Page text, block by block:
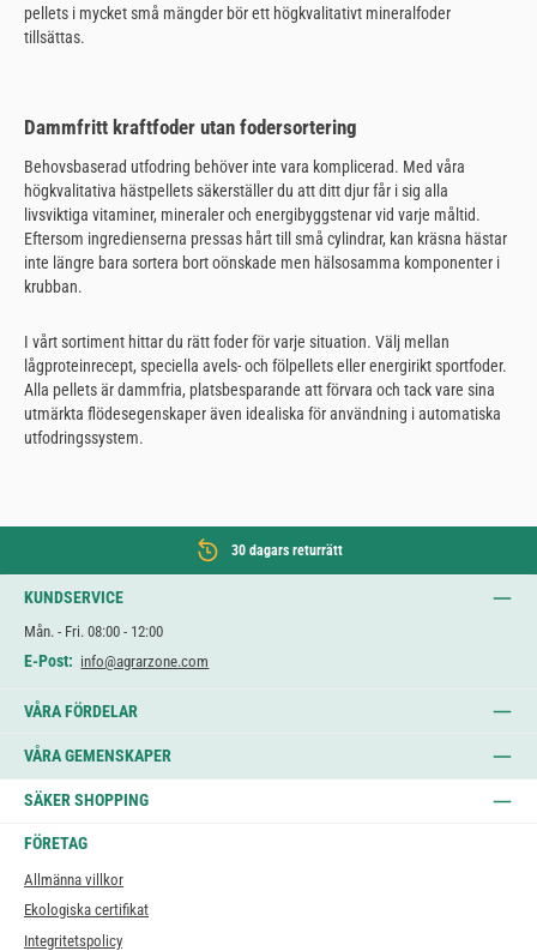
pellets i mycket små mängder bör ett högkvalitativt mineralfoder
tillsättas.
Dammfritt kraftfoder utan fodersortering
Behovsbaserad utfodring behöver inte vara komplicerad. Med våra
högkvalitativa hästpellets säkerställer du att ditt djur får i sig alla
livsviktiga vitaminer, mineraler och energibyggstenar vid varje måltid.
Eftersom ingredienserna pressas hårt till små cylindrar, kan kräsna hästar
inte längre bara sortera bort oönskade men hälsosamma komponenter i
krubban.
I vårt sortiment hittar du rätt foder för varje situation. Välj mellan
lågproteinrecept, speciella avels- och fölpellets eller energirikt sportfoder.
Alla pellets är dammfria, platsbesparande att förvara och tack vare sina
utmärkta flödesegenskaper även idealiska för användning i automatiska
utfodringssystem.
30 dagars returrätt
KUNDSERVICE
Mån. - Fri. 08:00 - 12:00
E-Post: info@agrarzone.com
VÅRA FÖRDELAR
VÅRA GEMENSKAPER
SÄKER SHOPPING
FÖRETAG
Allmänna villkor
Ekologiska certifikat
Integritetspolicy